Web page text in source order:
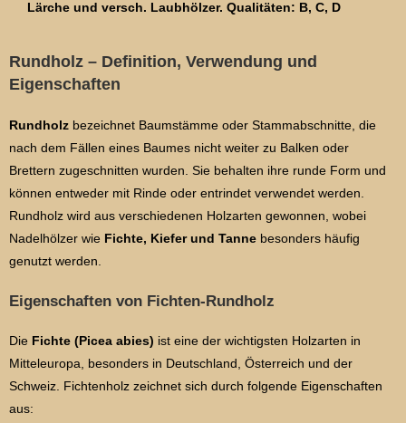
Lärche und versch. Laubhölzer. Qualitäten: B, C, D
Rundholz – Definition, Verwendung und
Eigenschaften
Rundholz bezeichnet Baumstämme oder Stammabschnitte, die
nach dem Fällen eines Baumes nicht weiter zu Balken oder
Brettern zugeschnitten wurden. Sie behalten ihre runde Form und
können entweder mit Rinde oder entrindet verwendet werden.
Rundholz wird aus verschiedenen Holzarten gewonnen, wobei
Nadelhölzer wie Fichte, Kiefer und Tanne besonders häufig
genutzt werden.
Eigenschaften von Fichten-Rundholz
Die Fichte (Picea abies) ist eine der wichtigsten Holzarten in
Mitteleuropa, besonders in Deutschland, Österreich und der
Schweiz. Fichtenholz zeichnet sich durch folgende Eigenschaften
aus: